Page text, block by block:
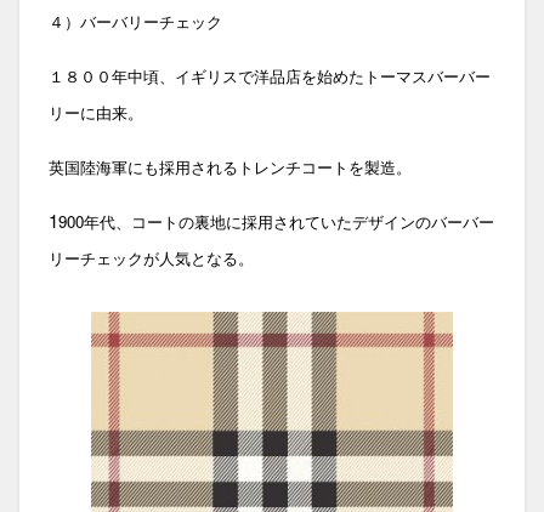
４）バーバリーチェック
１８００年中頃、イギリスで洋品店を始めたトーマスバーバー
リーに由来。
英国陸海軍にも採用されるトレンチコートを製造。
1900年代、コートの裏地に採用されていたデザインのバーバー
リーチェックが人気となる。